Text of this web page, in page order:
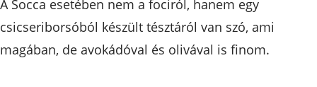
A Socca esetében nem a fociról, hanem egy
csicseriborsóból készült tésztáról van szó, ami
magában, de avokádóval és olivával is finom.